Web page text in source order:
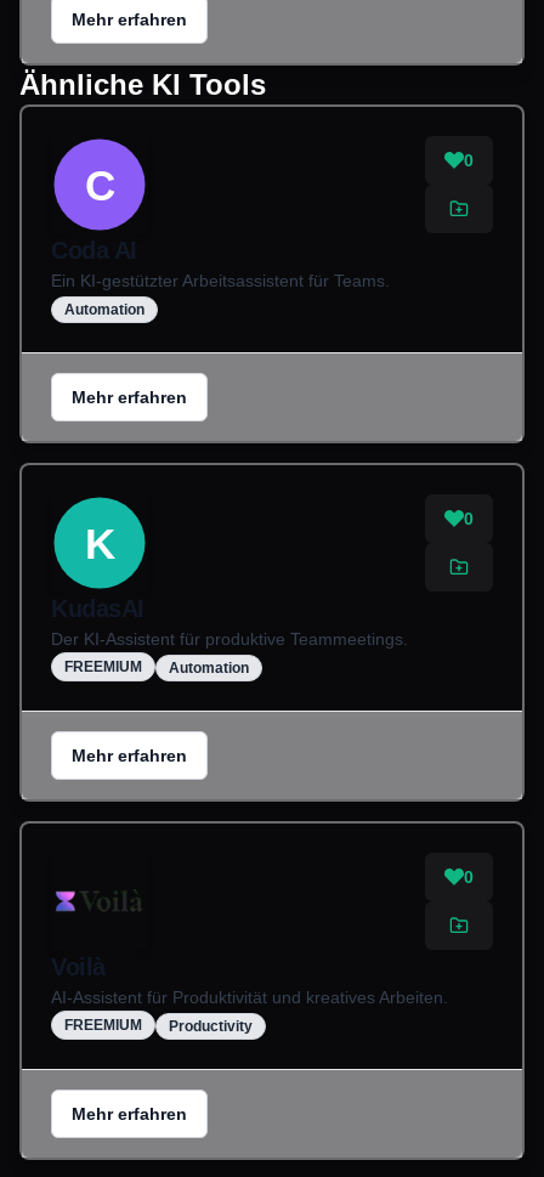
Mehr erfahren
Ähnliche KI Tools
C
0
Coda AI
Ein KI-gestützter Arbeitsassistent für Teams.
Automation
Mehr erfahren
K
0
KudasAI
Der KI-Assistent für produktive Teammeetings.
FREEMIUM Automation
Mehr erfahren
0
Voilà
AI-Assistent für Produktivität und kreatives Arbeiten.
FREEMIUM Productivity
Mehr erfahren